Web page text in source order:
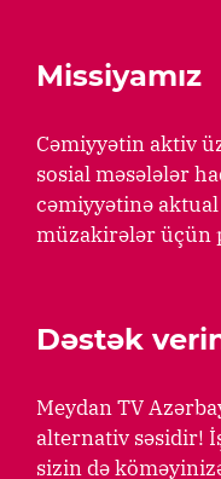
Missiyamız
Cəmiyyətin aktiv
sosial məsələlər
cəmiyyətinə aktual
müzakirələr üçün
Dəstək
Meydan TV
alternativ səsidir!
sizin də